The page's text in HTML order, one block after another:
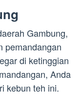
Gambung,
pemandangan
di ketinggian
Anda
kebun teh ini.